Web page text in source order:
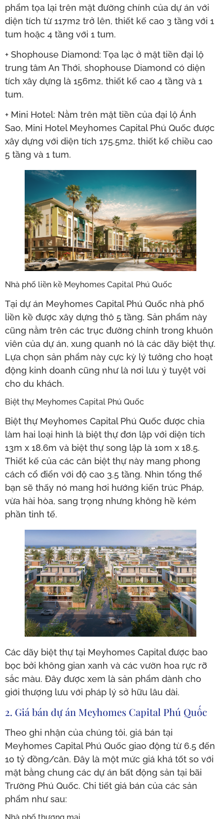
phẩm tọa lại trên mặt đường chính của dự án với
diện tích từ 117m2 trở lên, thiết kế cao 3 tầng với 1
tum hoặc 4 tầng với 1 tum.
+ Shophouse Diamond: Tọa lạc ở mặt tiền đại lộ
trung tâm An Thới, shophouse Diamond có diện
tích xây dựng là 156m2, thiết kế cao 4 tầng và 1
tum.
+ Mini Hotel: Nằm trên mặt tiền của đại lộ Ánh
Sao, Mini Hotel Meyhomes Capital Phú Quốc được
xây dựng với diện tích 175.5m2, thiết kế chiều cao
5 tầng và 1 tum.
Nhà phố liền kề Meyhomes Capital Phú Quốc
Tại dự án Meyhomes Capital Phú Quốc nhà phố
liền kề được xây dựng thô 5 tầng. Sản phẩm này
cũng nằm trên các trục đường chính trong khuôn
viên của dự án, xung quanh nó là các dãy biệt thự.
Lựa chọn sản phẩm này cực kỳ lý tưởng cho hoạt
động kinh doanh cũng như là nơi lưu ý tuyệt vời
cho du khách.
Biệt thự Meyhomes Capital Phú Quốc
Biệt thự Meyhomes Capital Phú Quốc được chia
làm hai loại hình là biệt thự đơn lập với diện tích
13m x 18.6m và biệt thự song lập là 10m x 18.5.
Thiết kế của các căn biệt thự này mang phong
cách cổ điển với độ cao 3.5 tầng. Nhìn tổng thể
bạn sẽ thấy nó mang hơi hướng kiến trúc Pháp,
vừa hài hòa, sang trọng nhưng không hề kém
phần tinh tế.
Các dãy biệt thự tại Meyhomes Capital được bao
bọc bởi không gian xanh và các vườn hoa rực rỡ
sắc màu. Đây được xem là sản phẩm dành cho
giới thượng lưu với pháp lý sở hữu lâu dài.
2. Giá bán dự án Meyhomes Capital Phú Quốc
Theo ghi nhận của chúng tôi, giá bán tại
Meyhomes Capital Phú Quốc giao động từ 6.5 đến
10 tỷ đồng/căn. Đây là một mức giá khá tốt so với
mặt bằng chung các dự án bất động sản tại bãi
Trường Phú Quốc. Chi tiết giá bán của các sản
phẩm như sau: